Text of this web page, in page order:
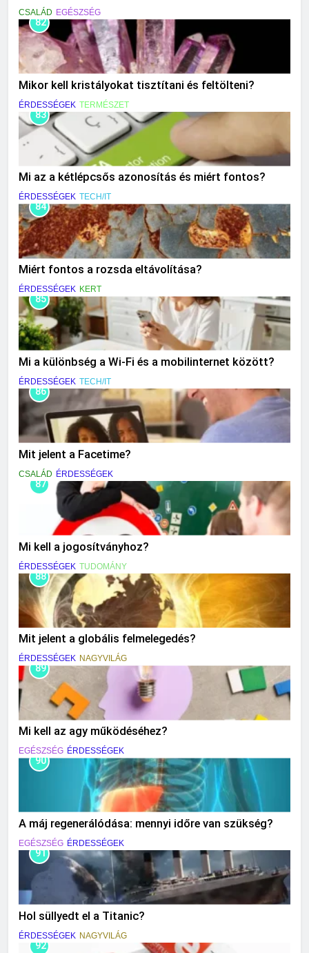
CSALÁD EGÉSZSÉG
82
Mikor kell kristályokat tisztítani és feltölteni?
ÉRDESSÉGEK TERMÉSZET
83
Mi az a kétlépcsős azonosítás és miért fontos?
ÉRDESSÉGEK TECH/IT
84
Miért fontos a rozsda eltávolítása?
ÉRDESSÉGEK KERT
85
Mi a különbség a Wi-Fi és a mobilinternet között?
ÉRDESSÉGEK TECH/IT
86
Mit jelent a Facetime?
CSALÁD ÉRDESSÉGEK
87
Mi kell a jogosítványhoz?
ÉRDESSÉGEK TUDOMÁNY
88
Mit jelent a globális felmelegedés?
ÉRDESSÉGEK NAGYVILÁG
89
Mi kell az agy működéséhez?
EGÉSZSÉG ÉRDESSÉGEK
90
A máj regenerálódása: mennyi időre van szükség?
EGÉSZSÉG ÉRDESSÉGEK
91
Hol süllyedt el a Titanic?
ÉRDESSÉGEK NAGYVILÁG
92